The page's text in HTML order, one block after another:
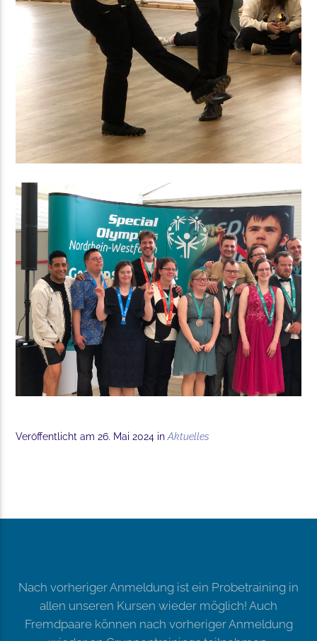
Veröffentlicht am 26. Mai 2024 inAktuelles
Nach vorheriger Anmeldung ist ein Probetraining in
allen unseren Kursen wieder möglich! Auch
Fremdpaare können nach vorheriger Anmeldung